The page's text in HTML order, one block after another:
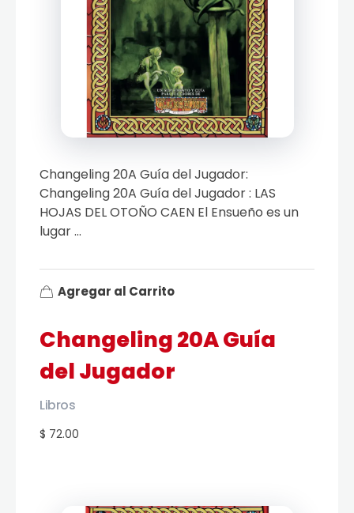
Changeling 20A Guía
del Jugador
$ 72.00
Libros
Changeling 20A Guía del Jugador:
Changeling 20A Guía del Jugador : LAS
HOJAS DEL OTOÑO CAEN El Ensueño es un
lugar ...
Agregar al Carrito